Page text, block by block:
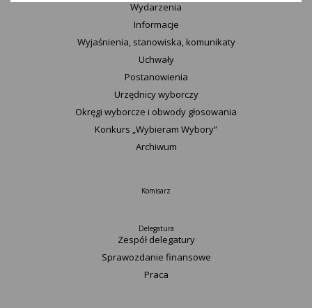
Wydarzenia
Informacje
Wyjaśnienia, stanowiska, komunikaty
Uchwały
Postanowienia
Urzędnicy wyborczy
Okręgi wyborcze i obwody głosowania
Konkurs „Wybieram Wybory”
Archiwum
Komisarz
Delegatura
Zespół delegatury
Sprawozdanie finansowe
Praca